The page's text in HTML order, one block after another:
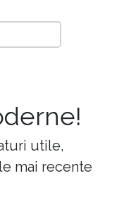
utile,
mai recente